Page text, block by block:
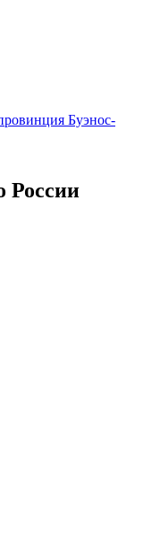
Буэнос-
России